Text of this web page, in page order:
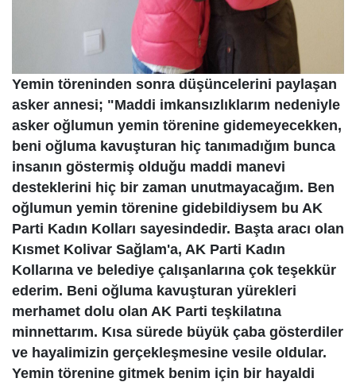
Yemin töreninden sonra düşüncelerini paylaşan
asker annesi; "Maddi imkansızlıklarım nedeniyle
asker oğlumun yemin törenine gidemeyecekken,
beni oğluma kavuşturan hiç tanımadığım bunca
insanın göstermiş olduğu maddi manevi
desteklerini hiç bir zaman unutmayacağım. Ben
oğlumun yemin törenine gidebildiysem bu AK
Parti Kadın Kolları sayesindedir. Başta aracı olan
Kısmet Kolivar Sağlam'a, AK Parti Kadın
Kollarına ve belediye çalışanlarına çok teşekkür
ederim. Beni oğluma kavuşturan yürekleri
merhamet dolu olan AK Parti teşkilatına
minnettarım. Kısa sürede büyük çaba gösterdiler
ve hayalimizin gerçekleşmesine vesile oldular.
Yemin törenine gitmek benim için bir hayaldi